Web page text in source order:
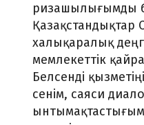
ризашылығымды
Қазақстандықтар
халықаралық
мемлекеттік
Белсенді
сенім, саяси